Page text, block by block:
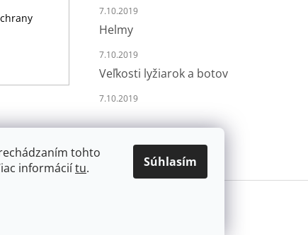
tohto
informáciítu. Súhlasím
7.10.2019
Helmy
7.10.2019
Veľkosti lyžiarok a botov
7.10.2019